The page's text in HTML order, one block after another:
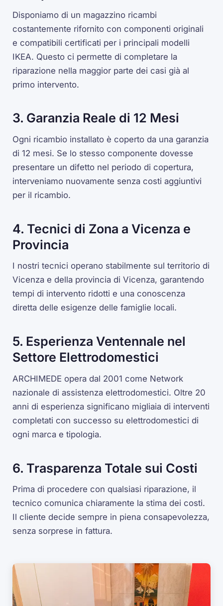
Disponiamo di un magazzino ricambi
costantemente rifornito con componenti originali
e compatibili certificati per i principali modelli
IKEA. Questo ci permette di completare la
riparazione nella maggior parte dei casi già al
primo intervento.
3. Garanzia Reale di 12 Mesi
Ogni ricambio installato è coperto da una garanzia
di 12 mesi. Se lo stesso componente dovesse
presentare un difetto nel periodo di copertura,
interveniamo nuovamente senza costi aggiuntivi
per il ricambio.
4. Tecnici di Zona a Vicenza e
Provincia
I nostri tecnici operano stabilmente sul territorio di
Vicenza e della provincia di Vicenza, garantendo
tempi di intervento ridotti e una conoscenza
diretta delle esigenze delle famiglie locali.
5. Esperienza Ventennale nel
Settore Elettrodomestici
ARCHIMEDE opera dal 2001 come Network
nazionale di assistenza elettrodomestici. Oltre 20
anni di esperienza significano migliaia di interventi
completati con successo su elettrodomestici di
ogni marca e tipologia.
6. Trasparenza Totale sui Costi
Prima di procedere con qualsiasi riparazione, il
tecnico comunica chiaramente la stima dei costi.
Il cliente decide sempre in piena consapevolezza,
senza sorprese in fattura.